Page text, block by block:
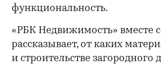
функциональность.
«РБК Недвижимость» вместе
рассказывает, от каких
и строительстве загородного